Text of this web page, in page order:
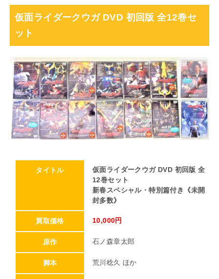
仮面ライダークウガ DVD 初回版 全12巻セ
ット
タイトル
仮面ライダークウガ DVD 初回版 全
12巻セット
新春スペシャル・特別篇付き《未開
封多数》
買取価格 10,000円
原作 石ノ森章太郎
脚本 荒川稔久 ほか